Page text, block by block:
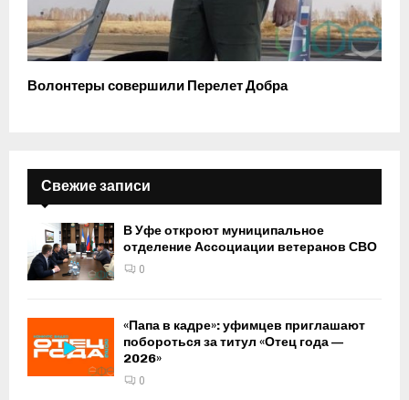
Волонтеры совершили Перелет Добра
Свежие записи
В Уфе откроют муниципальное
отделение Ассоциации ветеранов СВО
0
«Папа в кадре»: уфимцев приглашают
побороться за титул «Отец года —
2026»
0